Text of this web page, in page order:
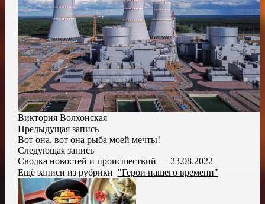
Виктория Волхонская
Предыдущая запись
Вот она, вот она рыба моей мечты!
Следующая запись
Сводка новостей и происшествий — 23.08.2022
Ещё записи из рубрики "Герои нашего времени"